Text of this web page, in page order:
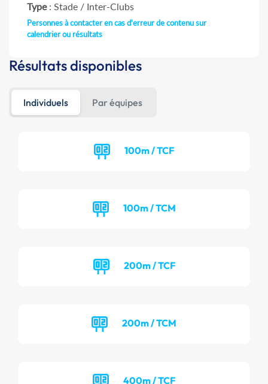
Type: Stade / Inter-Clubs
Personnes à contacter en cas d'erreur de contenu sur
calendrier ou résultats
Résultats disponibles
Individuels Par équipes
100m / TCF
100m / TCM
200m / TCF
200m / TCM
400m / TCF